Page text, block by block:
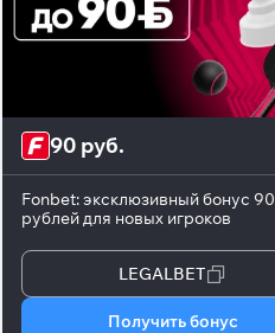
90 руб.
Fonbet: эксклюзивный бонус 90
рублей для новых игроков
LEGALBET
Получить бонус